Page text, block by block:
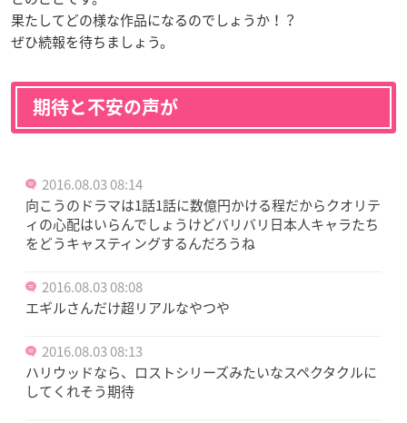
果たしてどの様な作品になるのでしょうか！？
ぜひ続報を待ちましょう。
期待と不安の声が
2016.08.03 08:14
向こうのドラマは1話1話に数億円かける程だからクオリテ
ィの心配はいらんでしょうけどバリバリ日本人キャラたち
をどうキャスティングするんだろうね
2016.08.03 08:08
エギルさんだけ超リアルなやつや
2016.08.03 08:13
ハリウッドなら、ロストシリーズみたいなスペクタクルに
してくれそう期待